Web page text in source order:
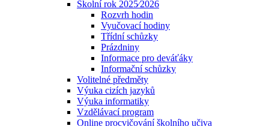
Školní rok 2025⁄2026
Rozvrh hodin
Vyučovací hodiny
Třídní schůzky
Prázdniny
Informace pro deváťáky
Informační schůzky
Volitelné předměty
Výuka cizích jazyků
Výuka informatiky
Vzdělávací program
Online procvičování školního učiva